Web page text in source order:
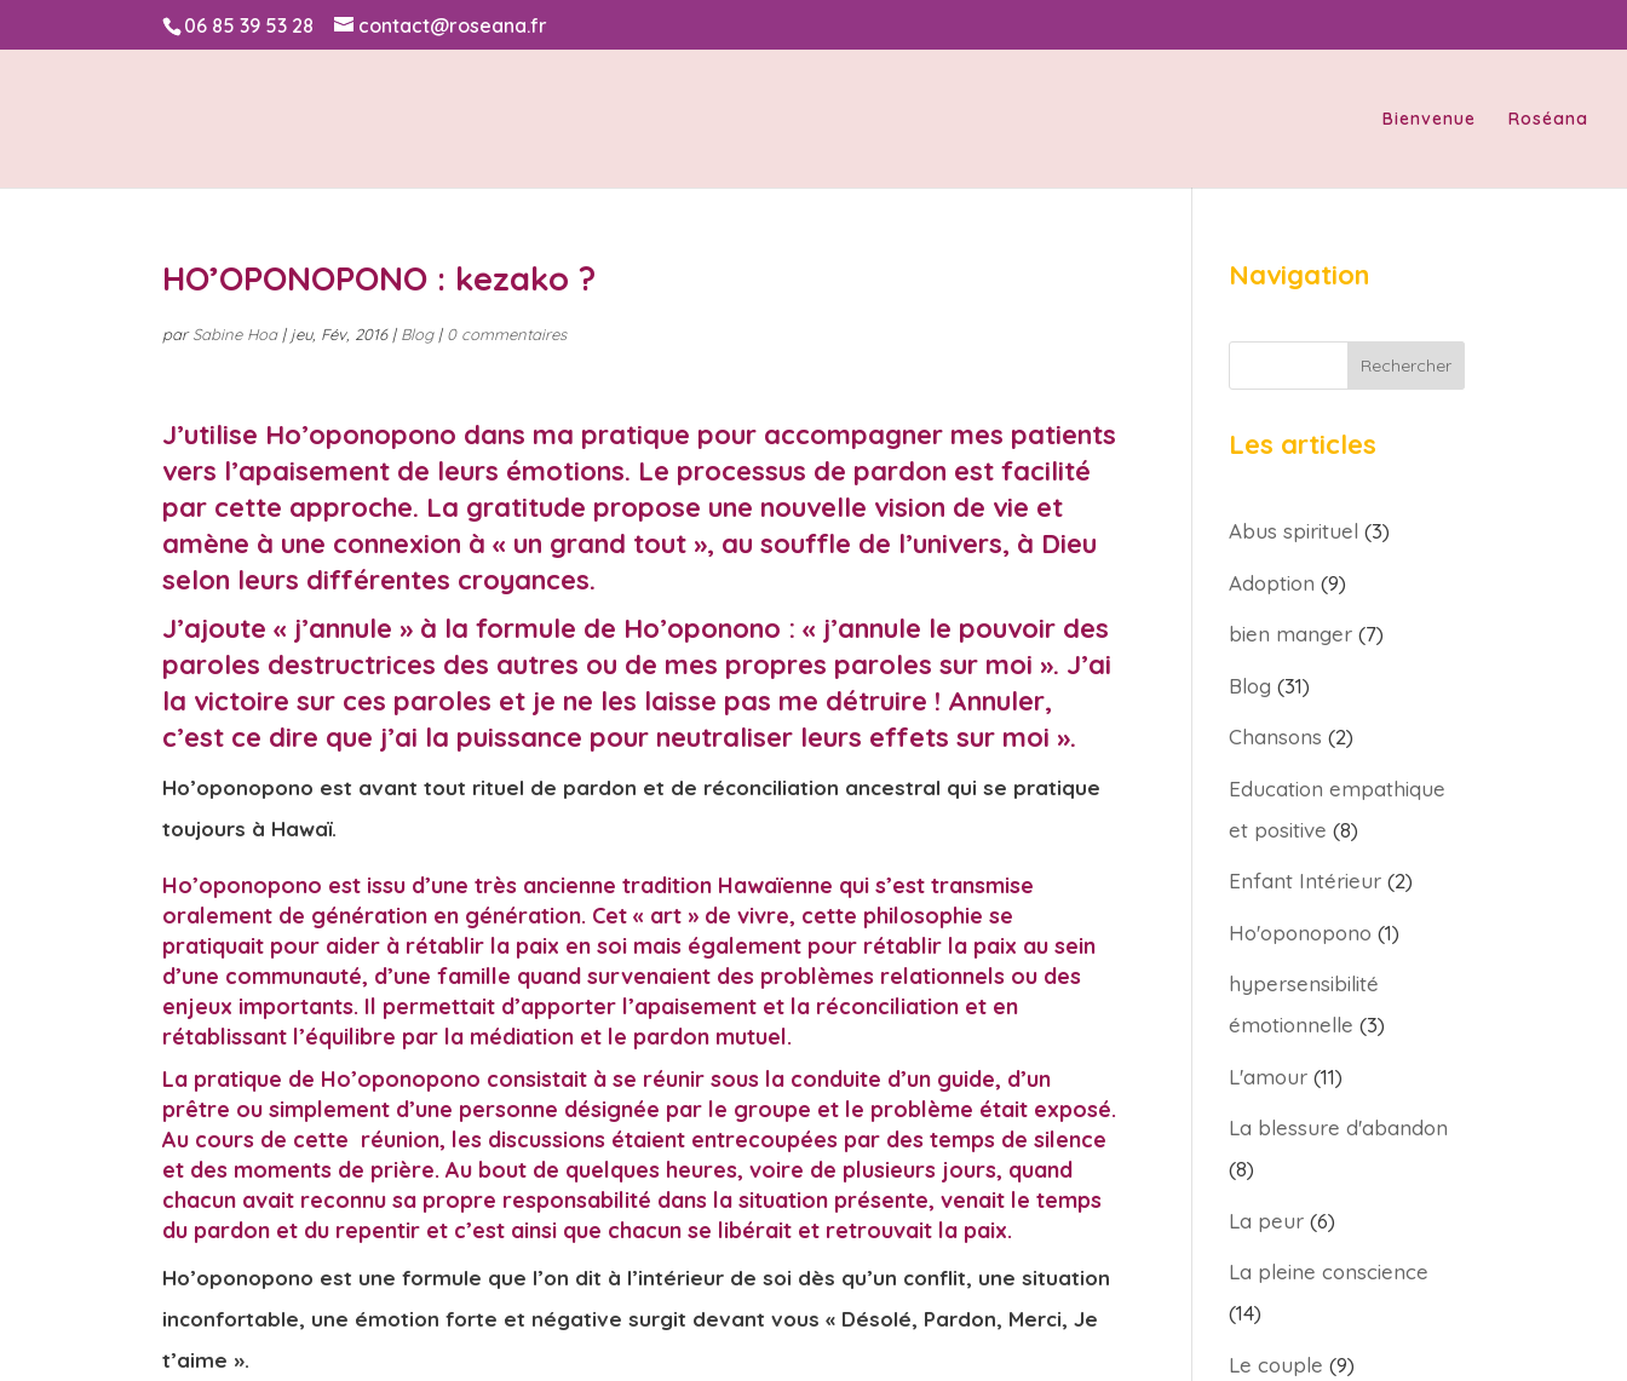
06 85 39 53 28 contact@roseana.fr
Bienvenue Roséana
HO’OPONOPONO : kezako ?
parSabine Hoa| jeu, Fév, 2016| Blog| 0 commentaires
J’utilise Ho’oponopono dans ma pratique pour accompagner mes patients
vers l’apaisement de leurs émotions. Le processus de pardon est facilité
par cette approche. La gratitude propose une nouvelle vision de vie et
amène à une connexion à « un grand tout », au souffle de l’univers, à Dieu
selon leurs différentes croyances.
J’ajoute « j’annule » à la formule de Ho’oponono : « j’annule le pouvoir des
paroles destructrices des autres ou de mes propres paroles sur moi ». J’ai
la victoire sur ces paroles et je ne les laisse pas me détruire ! Annuler,
c’est ce dire que j’ai la puissance pour neutraliser leurs effets sur moi ».
Ho’oponopono est avant tout rituel de pardon et de réconciliation ancestral qui se pratique
toujours à Hawaï.
Ho’oponopono est issu d’une très ancienne tradition Hawaïenne qui s’est transmise
oralement de génération en génération. Cet « art » de vivre, cette philosophie se
pratiquait pour aider à rétablir la paix en soi mais également pour rétablir la paix au sein
d’une communauté, d’une famille quand survenaient des problèmes relationnels ou des
enjeux importants. Il permettait d’apporter l’apaisement et la réconciliation et en
rétablissant l’équilibre par la médiation et le pardon mutuel.
La pratique de Ho’oponopono consistait à se réunir sous la conduite d’un guide, d’un
prêtre ou simplement d’une personne désignée par le groupe et le problème était exposé.
Au cours de cette réunion, les discussions étaient entrecoupées par des temps de silence
et des moments de prière. Au bout de quelques heures, voire de plusieurs jours, quand
chacun avait reconnu sa propre responsabilité dans la situation présente, venait le temps
du pardon et du repentir et c’est ainsi que chacun se libérait et retrouvait la paix.
Ho’oponopono est une formule que l’on dit à l’intérieur de soi dès qu’un conflit, une situation
inconfortable, une émotion forte et négative surgit devant vous « Désolé, Pardon, Merci, Je
t’aime ».
Navigation
Rechercher
Les articles
Abus spirituel (3)
Adoption (9)
bien manger (7)
Blog (31)
Chansons (2)
Education empathique
et positive (8)
Enfant Intérieur (2)
Ho'oponopono (1)
hypersensibilité
émotionnelle (3)
L'amour (11)
La blessure d'abandon
(8)
La peur (6)
La pleine conscience
(14)
Le couple (9)